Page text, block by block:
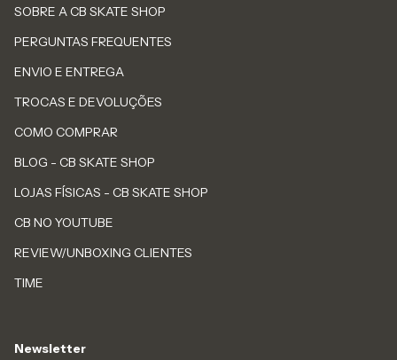
SOBRE A CB SKATE SHOP
PERGUNTAS FREQUENTES
ENVIO E ENTREGA
TROCAS E DEVOLUÇÕES
COMO COMPRAR
BLOG - CB SKATE SHOP
LOJAS FÍSICAS - CB SKATE SHOP
CB NO YOUTUBE
REVIEW/UNBOXING CLIENTES
TIME
Newsletter